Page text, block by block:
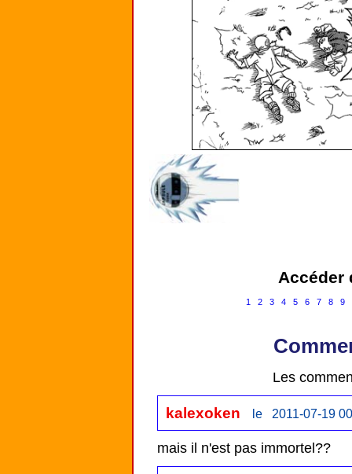
Accéder
1 2 3 4 5 6 7 8 9
Les
kalexoken le 2011-07-19
mais il n'est pas immortel??